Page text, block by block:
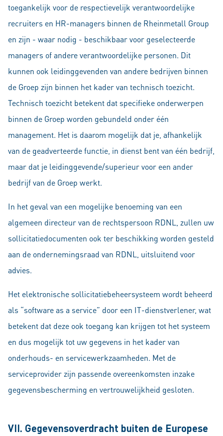
toegankelijk voor de respectievelijk verantwoordelijke
recruiters en HR-managers binnen de Rheinmetall Group
en zijn - waar nodig - beschikbaar voor geselecteerde
managers of andere verantwoordelijke personen. Dit
kunnen ook leidinggevenden van andere bedrijven binnen
de Groep zijn binnen het kader van technisch toezicht.
Technisch toezicht betekent dat specifieke onderwerpen
binnen de Groep worden gebundeld onder één
management. Het is daarom mogelijk dat je, afhankelijk
van de geadverteerde functie, in dienst bent van één bedrijf,
maar dat je leidinggevende/superieur voor een ander
bedrijf van de Groep werkt.
In het geval van een mogelijke benoeming van een
algemeen directeur van de rechtspersoon RDNL, zullen uw
sollicitatiedocumenten ook ter beschikking worden gesteld
aan de ondernemingsraad van RDNL, uitsluitend voor
advies.
Het elektronische sollicitatiebeheersysteem wordt beheerd
als “software as a service” door een IT-dienstverlener, wat
betekent dat deze ook toegang kan krijgen tot het systeem
en dus mogelijk tot uw gegevens in het kader van
onderhouds- en servicewerkzaamheden. Met de
serviceprovider zijn passende overeenkomsten inzake
gegevensbescherming en vertrouwelijkheid gesloten.
VII. Gegevensoverdracht buiten de Europese